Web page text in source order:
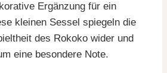
Ergänzung für ein
kleinen Sessel spiegeln die
des Rokoko wider und
eine besondere Note.